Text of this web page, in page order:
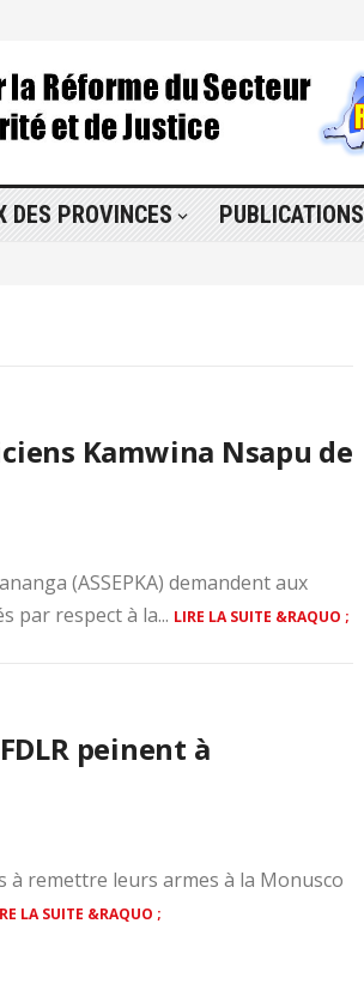
DES PROVINCES PUBLICATIONS
Kamwina Nsapu de
(ASSEPKA) demandent aux
par respect à la... LIRE LA SUITE &RAQUO ;
peinent à
à remettre leurs armes à la Monusco
LA SUITE &RAQUO ;